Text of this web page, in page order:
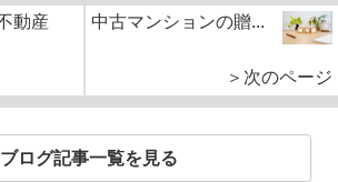
動産
中古マンションの贈...
＞次のページ
ブログ記事一覧を見る